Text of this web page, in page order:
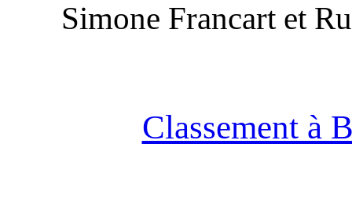
Simone Francart et
Classement à